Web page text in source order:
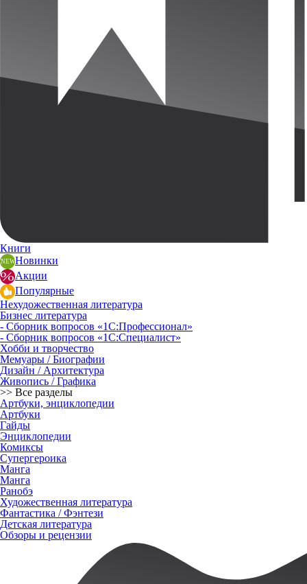
Книги
Новинки
Акции
Популярные
Нехудожественная литература
Бизнес литература
- Сборник вопросов «1С:Профессионал»
- Сборник вопросов «1С:Специалист»
Хобби и творчество
Мемуары / Биографии
Дизайн / Архитектура
Живопись / Графика
>> Все разделы
Артбуки, энциклопедии
Артбуки
Гайды
Энциклопедии
Комиксы
Супергероика
Манга
Манга
Ранобэ
Художественная литература
Фантастика / Фэнтези
Детская литература
Обзоры и рецензии